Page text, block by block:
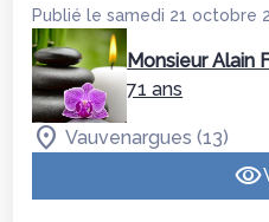
Publié le samedi 21 octobre
Monsieur Alain
71 ans
Vauvenargues (13)